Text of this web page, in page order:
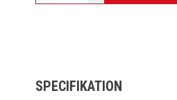
SPECIFIKATION